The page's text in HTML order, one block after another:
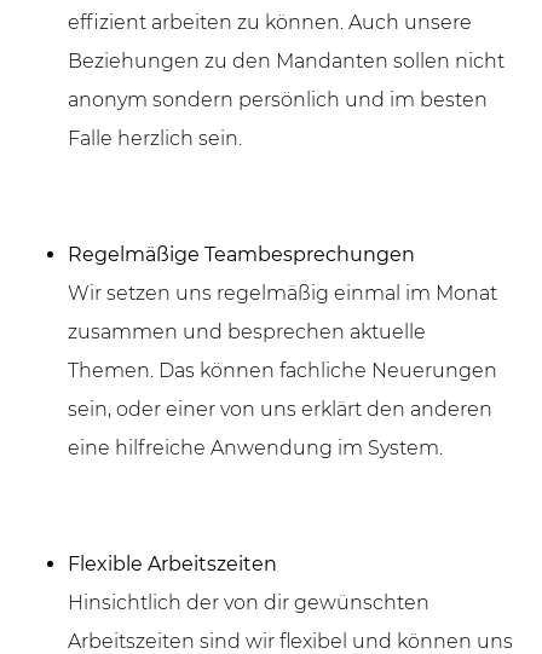
effizient arbeiten zu können. Auch unsere
Beziehungen zu den Mandanten sollen nicht
anonym sondern persönlich und im besten
Falle herzlich sein.
Regelmäßige Teambesprechungen
Wir setzen uns regelmäßig einmal im Monat
zusammen und besprechen aktuelle
Themen. Das können fachliche Neuerungen
sein, oder einer von uns erklärt den anderen
eine hilfreiche Anwendung im System.
Flexible Arbeitszeiten
Hinsichtlich der von dir gewünschten
Arbeitszeiten sind wir flexibel und können uns